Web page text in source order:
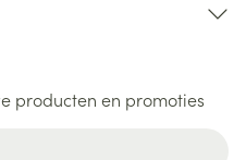
producten en promoties